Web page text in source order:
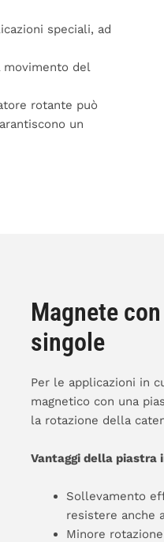
speciali, ad
movimento del
rotante può
un
Magnete
singole
Per le applicazioni in
magnetico con una
la rotazione della
Vantaggi della piastra
Sollevamento
resistere anche
Minore